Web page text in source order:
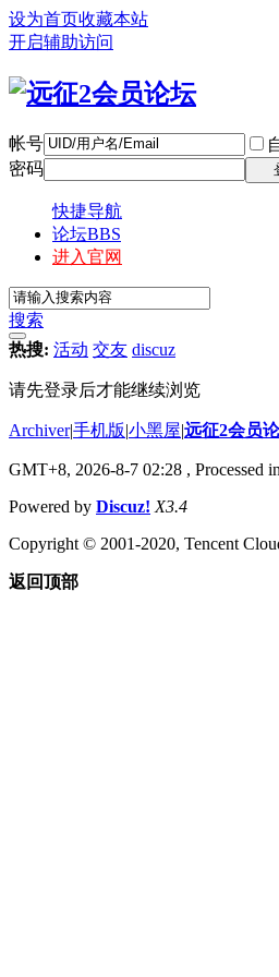
设为首页收藏本站
开启辅助访问
帐号
密码
快捷导航
论坛BBS
进入官网
搜索
热搜: 活动 交友 discuz
请先登录后才能继续浏览
Archiver|手机版|小黑屋|远征2会员
GMT+8, 2026-8-7 02:28 , Processed
Powered by Discuz! X3.4
Copyright © 2001-2020, Tencent
返回顶部